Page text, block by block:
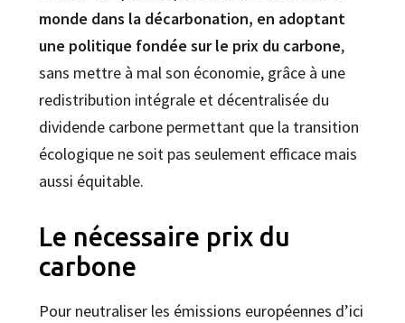
monde dans la décarbonation, en adoptant
une politique fondée sur le prix du carbone,
sans mettre à mal son économie, grâce à une
redistribution intégrale et décentralisée du
dividende carbone permettant que la transition
écologique ne soit pas seulement efficace mais
aussi équitable.
Le nécessaire prix du
carbone
Pour neutraliser les émissions européennes d’ici